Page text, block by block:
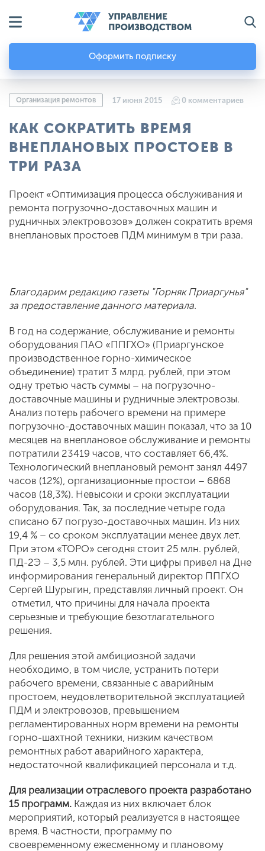
Оформить подписку
Организация ремонтов 17 июня 2015 0 комментариев
КАК СОКРАТИТЬ ВРЕМЯ
ВНЕПЛАНОВЫХ ПРОСТОЕВ В
ТРИ РАЗА
Проект «Оптимизация процесса обслуживания и
ремонта погрузочно-доставочных машин и
рудничных электровозов» должен сократить время
внеплановых простоев ПДМ минимум в три раза.
Благодарим редакцию газеты "Горняк Приаргунья"
за предоставление данного материала.
В год на содержание, обслуживание и ремонты
оборудования ПАО «ППГХО» (Приаргунское
производственное горно-химическое
объединение) тратит 3 млрд. рублей, при этом
одну третью часть суммы – на погрузочно-
доставочные машины и рудничные электровозы.
Анализ потерь рабочего времени на примере
погрузочно-доставочных машин показал, что за 10
месяцев на внеплановое обслуживание и ремонты
потратили 23419 часов, что составляет 66,4%.
Технологический внеплановый ремонт занял 4497
часов (12%), организационные простои – 6868
часов (18,3%). Невысоки и сроки эксплуатации
оборудования. Так, за последние четыре года
списано 67 погрузо-доставочных машин. Из них
19,4 % – со сроком эксплуатации менее двух лет.
При этом «ТОРО» сегодня стоит 25 млн. рублей,
ПД-2Э – 3,5 млн. рублей. Эти цифры привел на Дне
информирования генеральный директор ППГХО
Сергей Шурыгин, представляя личный проект. Он
отметил, что причины для начала проекта
серьезные и требующие безотлагательного
решения.
Для решения этой амбициозной задачи
необходимо, в том числе, устранить потери
рабочего времени, связанные с аварийным
простоем, неудовлетворительной эксплуатацией
ПДМ и электровозов, превышением
регламентированных норм времени на ремонты
горно-шахтной техники, низким качеством
ремонтных работ аварийного характера,
недостаточной квалификацией персонала и т.д.
Для реализации отраслевого проекта разработано
15 программ. Каждая из них включает блок
мероприятий, который реализуется в настоящее
время. В частности, программу по
своевременному ежесменному и плановому